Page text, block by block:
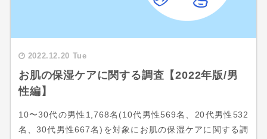
2022.12.20 Tue
お肌の保湿ケアに関する調査【2022年版/男
性編】
10〜30代の男性1,768名(10代男性569名、20代男性532
名、30代男性667名)を対象にお肌の保湿ケアに関する調